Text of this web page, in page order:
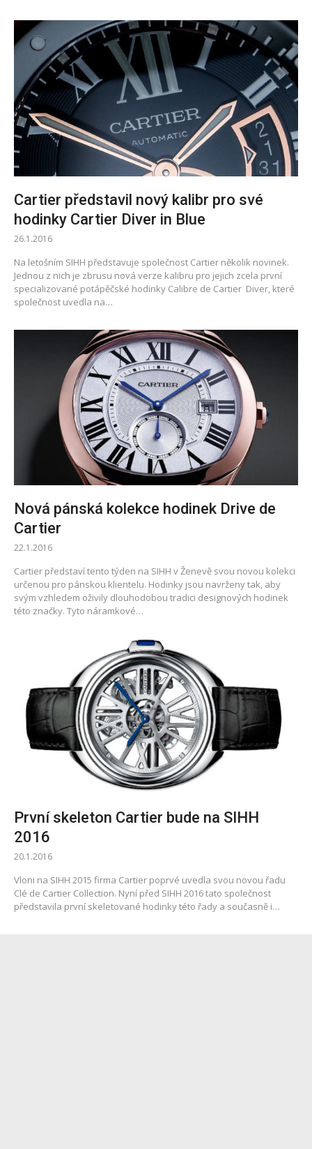
Cartier představil nový kalibr pro své
hodinky Cartier Diver in Blue
26.1.2016
Na letošním SIHH představuje společnost Cartier několik novinek.
Jednou z nich je zbrusu nová verze kalibru pro jejich zcela první
specializované potápěčské hodinky Calibre de Cartier Diver, které
společnost uvedla na…
Nová pánská kolekce hodinek Drive de
Cartier
22.1.2016
Cartier představí tento týden na SIHH v Ženevě svou novou kolekci
určenou pro pánskou klientelu. Hodinky jsou navrženy tak, aby
svým vzhledem oživily dlouhodobou tradici designových hodinek
této značky. Tyto náramkové…
První skeleton Cartier bude na SIHH
2016
20.1.2016
Vloni na SIHH 2015 firma Cartier poprvé uvedla svou novou řadu
Clé de Cartier Collection. Nyní před SIHH 2016 tato společnost
představila první skeletované hodinky této řady a současně i…